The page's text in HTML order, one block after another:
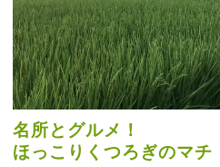
名所とグルメ！
ほっこりくつろぎのマチ